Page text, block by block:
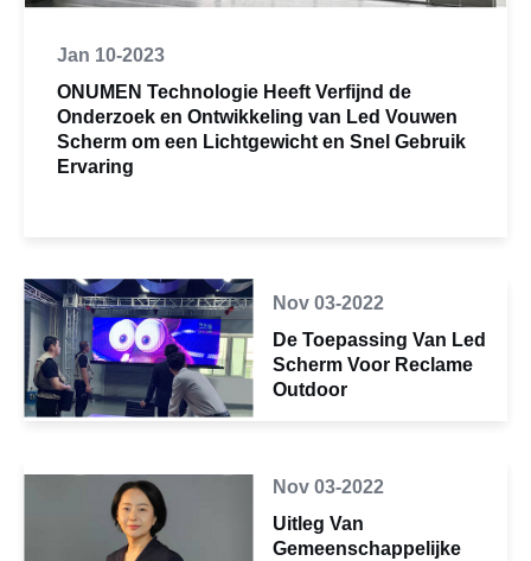
Jan 10-2023
ONUMEN Technologie Heeft Verfijnd de
Onderzoek en Ontwikkeling van Led Vouwen
Scherm om een Lichtgewicht en Snel Gebruik
Ervaring
Nov 03-2022
De Toepassing Van Led
Scherm Voor Reclame
Outdoor
Nov 03-2022
Uitleg Van
Gemeenschappelijke